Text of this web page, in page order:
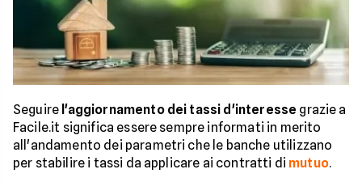
Seguire l'aggiornamento dei tassi d'interesse grazie a
Facile.it significa essere sempre informati in merito
all'andamento dei parametri che le banche utilizzano
per stabilire i tassi da applicare ai contratti di mutuo.